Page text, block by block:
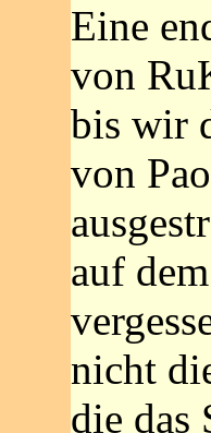
Eine
von
bis wir
von
auf
nicht
die das